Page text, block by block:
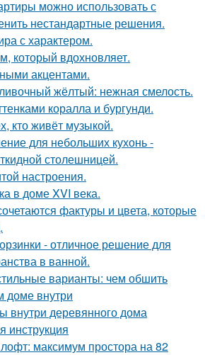
можно использовать с
нестандартные решения.
с характером.
который вдохновляет.
акцентами.
жёлтый: нежная смелость.
коралла и бургунди.
кто живёт музыкой.
для небольших кухонь -
столешницей.
настроения.
в доме XVI века.
фактуры и цвета, которые
- отличное решение для
в ванной.
варианты: чем обшить
доме внутри
внутри деревянного дома
инструкция
максимум простора на 82